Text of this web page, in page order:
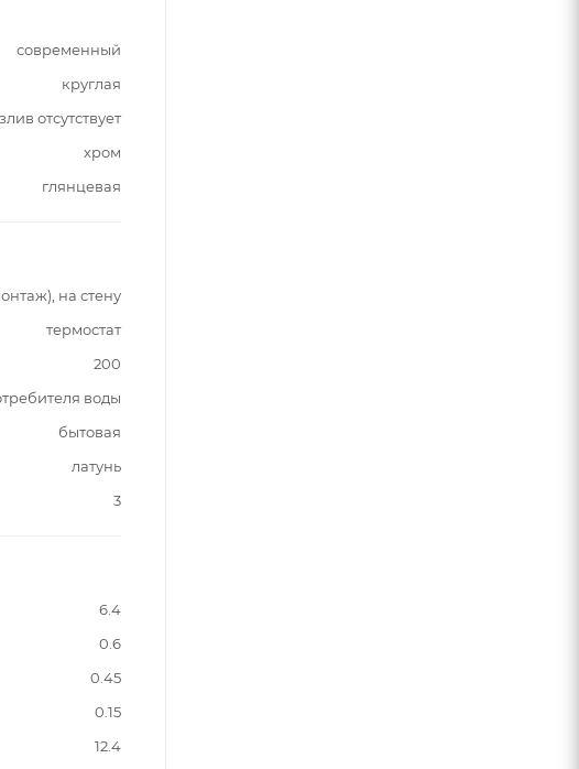
современный
круглая
отсутствует
хром
глянцевая
на стену
термостат
200
воды
бытовая
латунь
3
6.4
0.6
0.45
0.15
12.4